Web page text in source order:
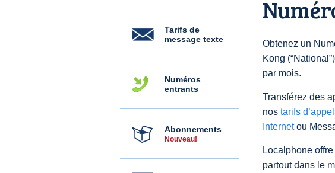
Tarifs de
message texte
Numéros
entrants
Abonnements
Nouveau!
Obtenez un
Kong
par mois.
Transférez des
nos tarifs
Internetou
Localphone
partout dans le